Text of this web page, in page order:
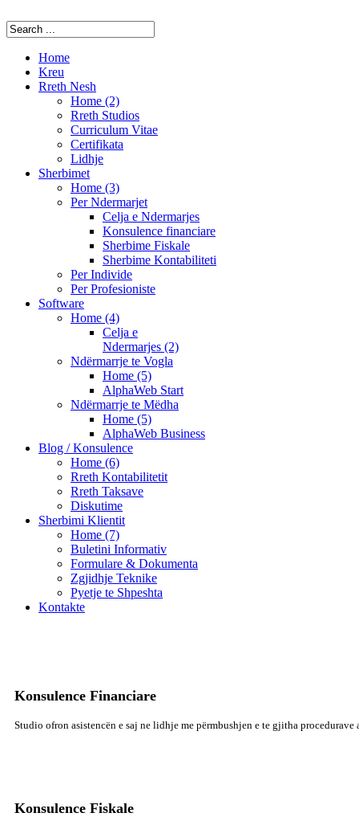
Home
Kreu
Rreth Nesh
Home (2)
Rreth Studios
Curriculum Vitae
Certifikata
Lidhje
Sherbimet
Home (3)
Per Ndermarjet
Celja e Ndermarjes
Konsulence financiare
Sherbime Fiskale
Sherbime Kontabiliteti
Per Individe
Per Profesioniste
Software
Home (4)
Celja e
Ndermarjes (2)
Ndërmarrje te Vogla
Home (5)
AlphaWeb Start
Ndërmarrje te Mëdha
Home (5)
AlphaWeb Business
Blog / Konsulence
Home (6)
Rreth Kontabilitetit
Rreth Taksave
Diskutime
Sherbimi Klientit
Home (7)
Buletini Informativ
Formulare & Dokumenta
Zgjidhje Teknike
Pyetje te Shpeshta
Kontakte
Konsulence Financiare
Studio ofron asistencën e saj ne lidhje me përmbushjen e te gjitha
Konsulence Fiskale